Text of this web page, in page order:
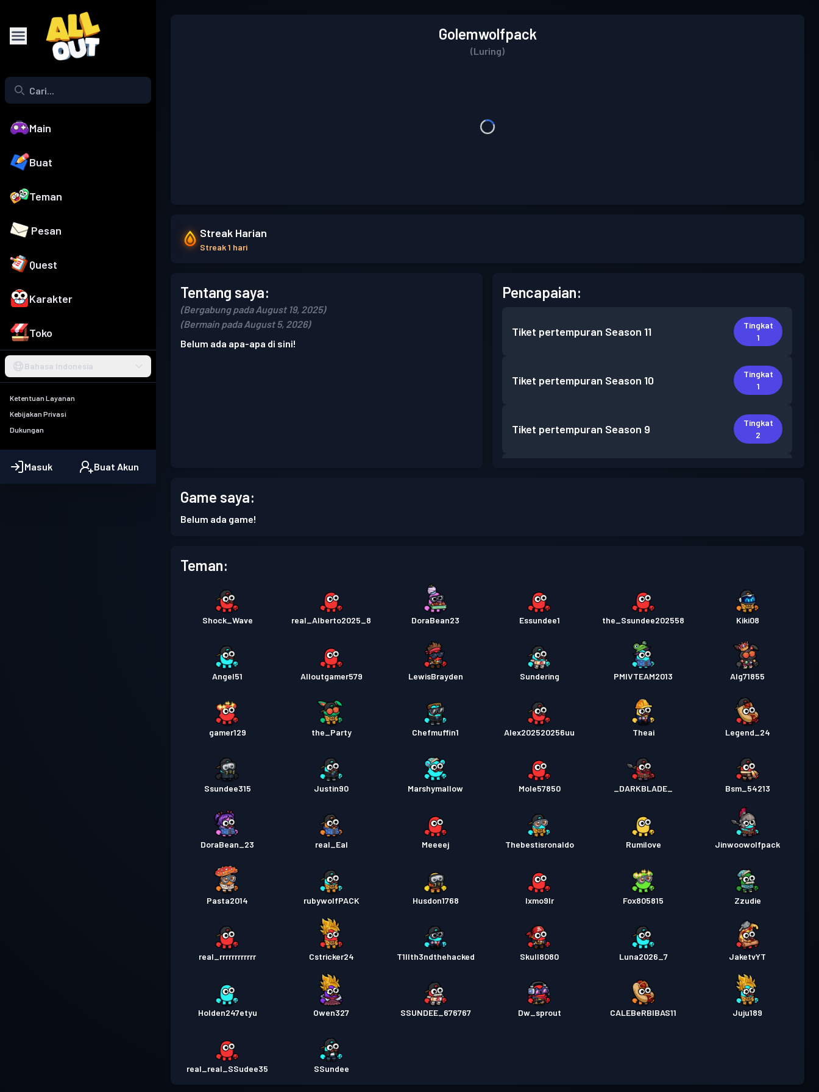
Main
Buat
Teman
Pesan
Quest
Karakter
Toko
Bahasa Indonesia
Ketentuan Layanan
Kebijakan Privasi
Dukungan
Masuk Buat Akun
Golemwolfpack
(Luring)
Streak Harian
Streak 1 hari
Tentang saya:
(Bergabung pada August 19, 2025)
(Bermain pada August 5, 2026)
Belum ada apa-apa di sini!
Pencapaian:
Tiket pertempuran Season 11
Tingkat
1
Tiket pertempuran Season 10
Tingkat
1
Tiket pertempuran Season 9
Tingkat
2
Game saya:
Belum ada game!
Teman:
Shock_Wave real_Alberto2025_8 DoraBean23 Essundee1 the_Ssundee202558 Kiki08
Angel51 Alloutgamer579 LewisBrayden Sundering PMIVTEAM2013 Alg71855
gamer129 the_Party Chefmuffin1 Alex202520256uu Theai Legend_24
Ssundee315 Justin90 Marshymallow Mole57850 _DARKBLADE_ Bsm_54213
DoraBean_23 real_Eal Meeeej Thebestisronaldo Rumilove Jinwoowolfpack
Pasta2014 rubywolfPACK Husdon1768 Ixmo9lr Fox805815 Zzudie
real_rrrrrrrrrrrr Cstricker24 T1llth3ndthehacked Skull8080 Luna2026_7 JaketvYT
Holden247etyu Owen327 SSUNDEE_676767 Dw_sprout CALEBeRBIBAS11 Juju189
real_real_SSudee35 SSundee